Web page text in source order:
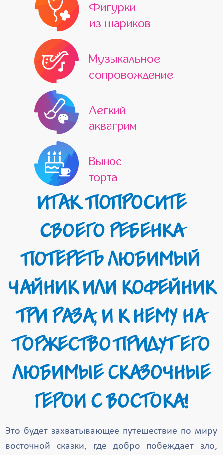
Фигурки
из шариков
Музыкальное
сопровождение
Легкий
аквагрим
Вынос
торта
ИТАК. ПОПРОСИТЕ
СВОЕГО РЕБЕНКА
ПОТЕРЕТЬ ЛЮБИМЫЙ
ЧАЙНИК ИЛИ КОФЕЙНИК
ТРИ РАЗА, И К НЕМУ НА
ТОРЖЕСТВО ПРИДУТ ЕГО
ЛЮБИМЫЕ СКАЗОЧНЫЕ
ГЕРОИ С ВОСТОКА!
Это будет захватывающее путешествие по миру
восточной сказки, где добро побеждает зло,